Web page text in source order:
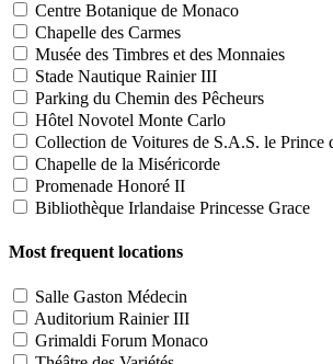
Centre Botanique de Monaco
Chapelle des Carmes
Musée des Timbres et des Monnaies
Stade Nautique Rainier III
Parking du Chemin des Pêcheurs
Hôtel Novotel Monte Carlo
Collection de Voitures de S.A.S. le Prince
Chapelle de la Miséricorde
Promenade Honoré II
Bibliothèque Irlandaise Princesse Grace
Most frequent locations
Salle Gaston Médecin
Auditorium Rainier III
Grimaldi Forum Monaco